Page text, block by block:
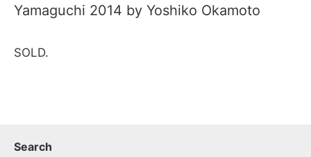
Yamaguchi 2014 by Yoshiko Okamoto
SOLD.
Search